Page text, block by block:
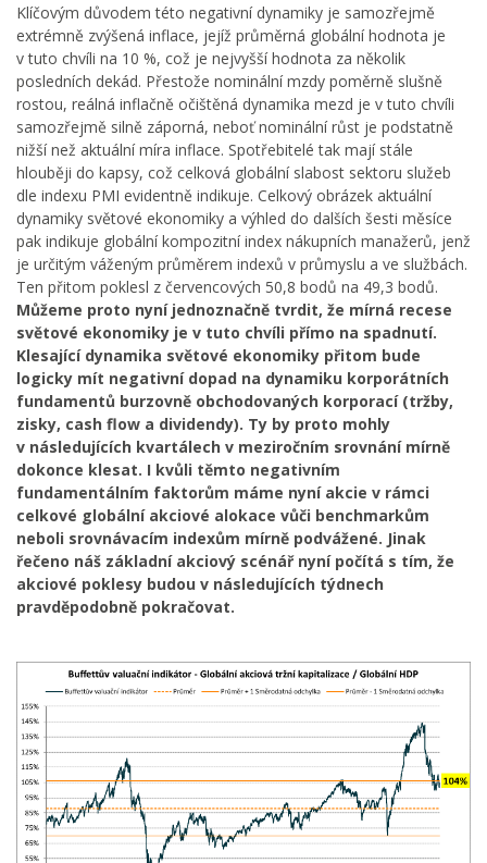
Klíčovým důvodem této negativní dynamiky je samozřejmě
extrémně zvýšená inflace, jejíž průměrná globální hodnota je
v tuto chvíli na 10 %, což je nejvyšší hodnota za několik
posledních dekád. Přestože nominální mzdy poměrně slušně
rostou, reálná inflačně očištěná dynamika mezd je v tuto chvíli
samozřejmě silně záporná, neboť nominální růst je podstatně
nižší než aktuální míra inflace. Spotřebitelé tak mají stále
hlouběji do kapsy, což celková globální slabost sektoru služeb
dle indexu PMI evidentně indikuje. Celkový obrázek aktuální
dynamiky světové ekonomiky a výhled do dalších šesti měsíce
pak indikuje globální kompozitní index nákupních manažerů, jenž
je určitým váženým průměrem indexů v průmyslu a ve službách.
Ten přitom poklesl z červencových 50,8 bodů na 49,3 bodů.
Můžeme proto nyní jednoznačně tvrdit, že mírná recese
světové ekonomiky je v tuto chvíli přímo na spadnutí.
Klesající dynamika světové ekonomiky přitom bude
logicky mít negativní dopad na dynamiku korporátních
fundamentů burzovně obchodovaných korporací (tržby,
zisky, cash flow a dividendy). Ty by proto mohly
v následujících kvartálech v meziročním srovnání mírně
dokonce klesat. I kvůli těmto negativním
fundamentálním faktorům máme nyní akcie v rámci
celkové globální akciové alokace vůči benchmarkům
neboli srovnávacím indexům mírně podvážené. Jinak
řečeno náš základní akciový scénář nyní počítá s tím, že
akciové poklesy budou v následujících týdnech
pravděpodobně pokračovat.